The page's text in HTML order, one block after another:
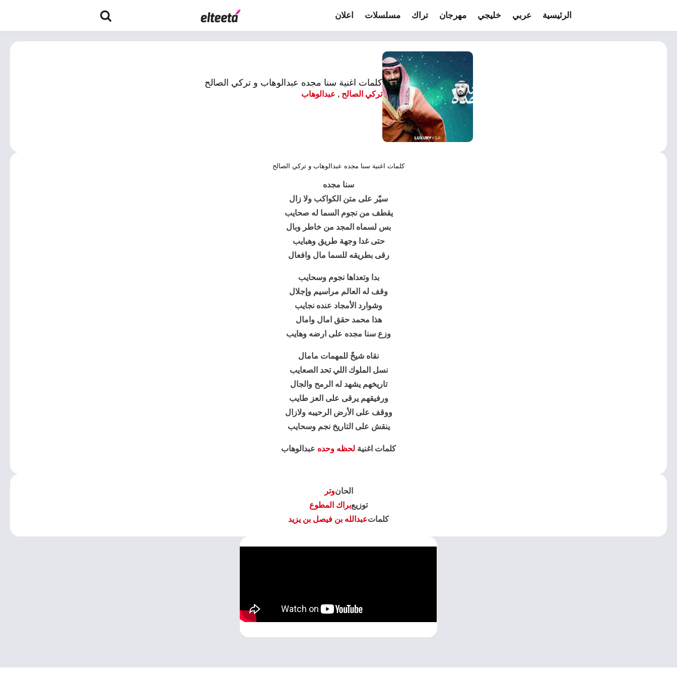
الرئيسية عربي خليجي مهرجان تراك مسلسلات اعلان
كلمات اغنية سنا مجده عبدالوهاب و تركي الصالح
تركي الصالح , عبدالوهاب
كلمات اغنية سنا مجده عبدالوهاب و تركي الصالح
سنا مجده
سيّر على متن الكواكب ولا زال
يقطف من نجوم السما له صحايب
بس لسماه المجد من خاطر وبال
حتى غدا وجهة طريق وهبايب
رقى بطريقه للسما مال وافعال
بدا وتعداها نجوم وسحايب
وقف له العالم مراسيم وإجلال
وشوارد الأمجاد عنده نجايب
هذا محمد حقق امال وامال
وزع سنا مجده على ارضه وهايب
نقاه شيخً للمهمات مامال
نسل الملوك اللي تحد الصعايب
تاريخهم يشهد له الرمح والجال
ورفيقهم يرقى على العز طايب
ووقف على الأرض الرحيبه ولازال
ينقش على التاريخ نجم وسحايب
كلمات اغنية لحظه وحده عبدالوهاب
الحانوتر
توزيعبراك المطوع
كلماتعبدالله بن فيصل بن يزيد